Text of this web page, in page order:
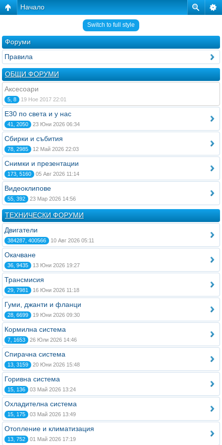
Начало
Switch to full style
Форуми
Правила
ОБЩИ ФОРУМИ
Аксесоари
5, 8 19 Ное 2017 22:01
E30 по света и у нас
41, 2050 23 Юни 2026 06:34
Сбирки и събития
78, 2985 12 Май 2026 22:03
Снимки и презентации
173, 5160 05 Авг 2026 11:14
Видеоклипове
55, 392 23 Мар 2026 14:56
ТЕХНИЧЕСКИ ФОРУМИ
Двигатели
384287, 400566 10 Авг 2026 05:11
Окачване
36, 9435 13 Юни 2026 19:27
Трансмисия
29, 7981 16 Юни 2026 11:18
Гуми, джанти и фланци
28, 6699 19 Юни 2026 09:30
Кормилна система
7, 1653 26 Юли 2026 14:46
Спирачна система
13, 3159 20 Юни 2026 15:48
Горивна система
15, 136 03 Май 2026 13:24
Охладителна система
15, 175 03 Май 2026 13:49
Отопление и климатизация
13, 752 01 Май 2026 17:19